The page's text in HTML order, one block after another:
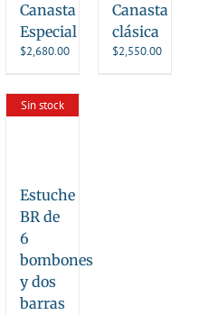
Canasta
Especial
$2,680.00
Canasta
clásica
$2,550.00
Sin stock
Estuche
BR de
6
bombones
y dos
barras